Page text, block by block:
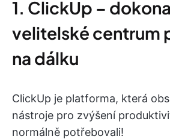
1. ClickUp –
velitelské centrum
na dálku
ClickUp je platforma, která
nástroje pro zvýšení
normálně potřebovali!